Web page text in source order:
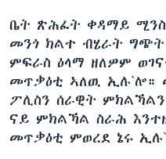
ቤት ጽሕፈት ቀዳማይ
መንጎ ክልተ ብሄራት
ምፍራስ ዕላማ ዘለዎም
መጥቃዕቲ ኣለዉ ኢሉ`ሎ።
ፖሊስን ሰራዊት
ናይ ምክልኻል ስራሕ
መጥቃዕቲ ምወረደ ኔሩ